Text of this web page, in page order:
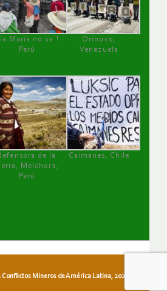
María no va !
Perú
Orinoco,
Venezuela
de la
Melchora,
Perú
Caimanes, Chile
Mineros de América Latina, 2026